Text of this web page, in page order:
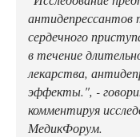
сердечного
в течение
лекарства,
эффекты.", -
комментируя
МедикФорум.